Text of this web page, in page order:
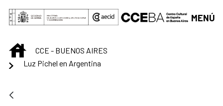
Saltar al contenido principal
MENÚ
INICIOCCE - BUENOS AIRES
Luz Pichel en Argentina